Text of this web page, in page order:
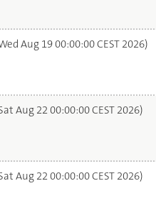
Aug 19 00:00:00 CEST 2026)
Aug 22 00:00:00 CEST 2026)
Aug 22 00:00:00 CEST 2026)